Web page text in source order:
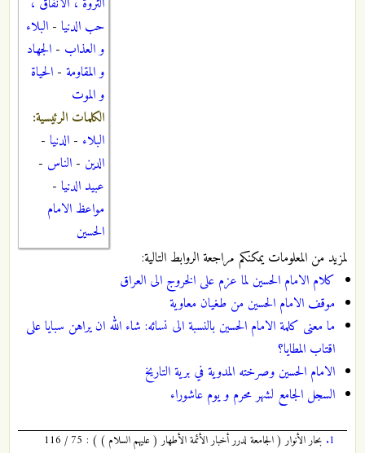
حب الدنيا - البلاء
و العذاب - الجهاد
و المقاومة - الحياة
و الموت
الكلمات الرئيسية:
البلاء - الدنيا -
الدين - الناس -
عبيد الدنيا -
مواعظ الامام
الحسين
لمزيد من المعلومات يمكنكم مراجعة الروابط التالية:
كلام الامام الحسين لما عزم على الخروج الى العراق
موقف الامام الحسين من طغيان معاوية
ما معنى كلمة الامام الحسين بالنسبة الى نسائه: شاء الله ان يراهن سبايا على
اقتاب المطايا؟
الامام الحسين وصرخته المدوية في برية التاريخ
السجل الجامع لشهر محرم و يوم عاشوراء
1.
بحار الأنوار ( الجامعة لدرر أخبار الأئمة الأطهار ( عليهم السلام ) ) : 75 / 116